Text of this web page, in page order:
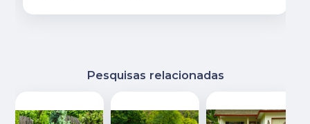
Pesquisas relacionadas